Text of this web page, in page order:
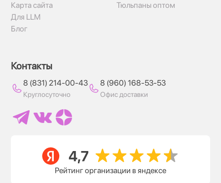
Карта сайта
Для LLM
Блог
Тюльпаны оптом
Контакты
8 (831) 214-00-43
Круглосуточно
8 (960) 168-53-53
Офис доставки
Рейтинг организации в яндексе